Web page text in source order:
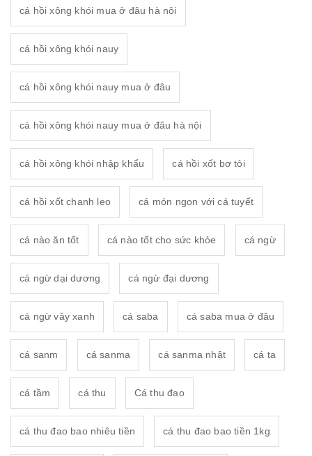
cá hồi xông khói mua ở đâu hà nội
cá hồi xông khói nauy
cá hồi xông khói nauy mua ở đâu
cá hồi xông khói nauy mua ở đâu hà nội
cá hồi xông khói nhập khẩu cá hồi xốt bơ tỏi
cá hồi xốt chanh leo cá món ngon với cá tuyết
cá nào ăn tốt cá nào tốt cho sức khỏe cá ngừ
cá ngừ dại dương cá ngừ đại dương
cá ngừ vây xanh cá saba cá saba mua ở đâu
cá sanm cá sanma cá sanma nhật cá ta
cá tầm cá thu Cá thu đao
cá thu đao bao nhiêu tiền cá thu đao bao tiền 1kg